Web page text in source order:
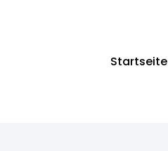
Startseite